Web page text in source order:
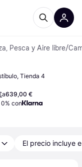
Pesca y Aire libre/
Tienda 4
a639,00 €
con
El precio incluye